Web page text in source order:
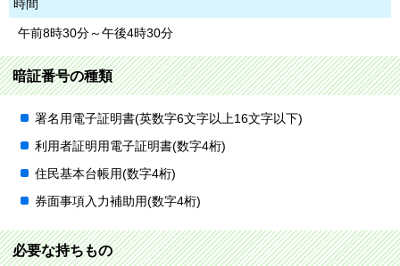
時間
午前8時30分～午後4時30分
暗証番号の種類
署名用電子証明書(英数字6文字以上16文字以下)
利用者証明用電子証明書(数字4桁)
住民基本台帳用(数字4桁)
券面事項入力補助用(数字4桁)
必要な持ちもの